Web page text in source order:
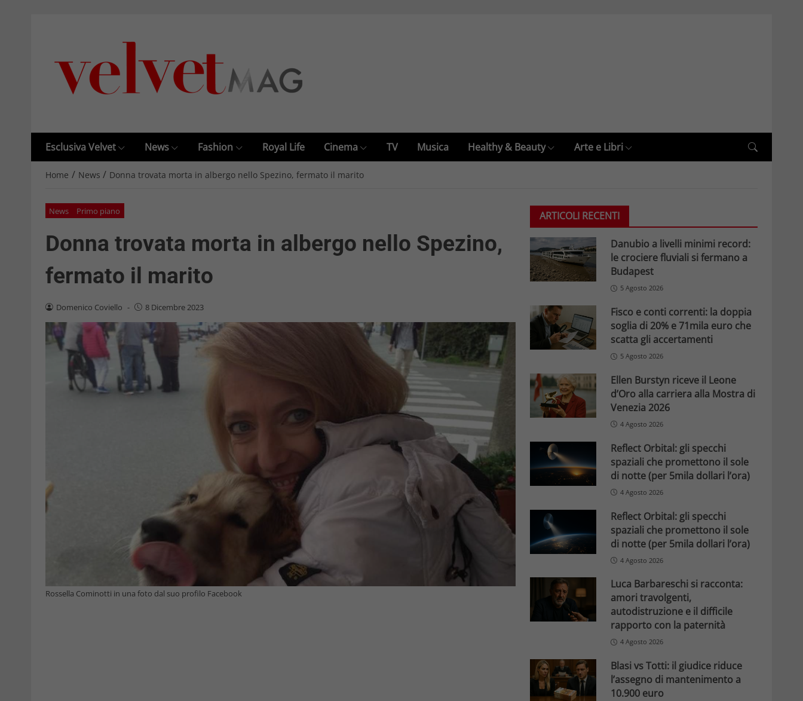
Esclusiva Velvet News Fashion Royal Life Cinema TV Musica Healthy & Beauty Arte e Libri
Home / News / Donna trovata morta in albergo nello Spezino, fermato il marito
News Primo piano
Donna trovata morta in albergo nello Spezino,
fermato il marito
Domenico Coviello - 8 Dicembre 2023
Rossella Cominotti in una foto dal suo profilo Facebook
ARTICOLI RECENTI
Danubio a livelli minimi record:
le crociere fluviali si fermano a
Budapest
5 Agosto 2026
Fisco e conti correnti: la doppia
soglia di 20% e 71mila euro che
scatta gli accertamenti
5 Agosto 2026
Ellen Burstyn riceve il Leone
d’Oro alla carriera alla Mostra di
Venezia 2026
4 Agosto 2026
Reflect Orbital: gli specchi
spaziali che promettono il sole
di notte (per 5mila dollari l’ora)
4 Agosto 2026
Reflect Orbital: gli specchi
spaziali che promettono il sole
di notte (per 5mila dollari l’ora)
4 Agosto 2026
Luca Barbareschi si racconta:
amori travolgenti,
autodistruzione e il difficile
rapporto con la paternità
4 Agosto 2026
Blasi vs Totti: il giudice riduce
l’assegno di mantenimento a
10.900 euro